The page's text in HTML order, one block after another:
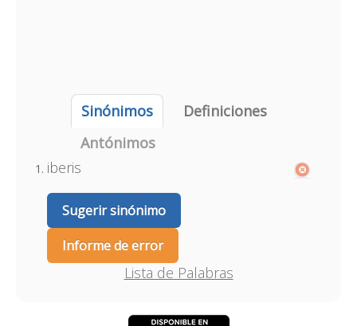
Sinónimos
Definiciones
Antónimos
iberis
Sugerir sinónimo
Informe de error
Lista de Palabras